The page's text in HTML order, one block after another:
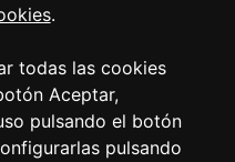
.
todas las cookies
Aceptar,
pulsando el botón
pulsando